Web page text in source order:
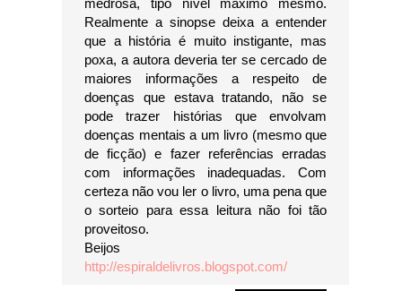
Realmente a sinopse deixa a entender
que a história é muito instigante, mas
poxa, a autora deveria ter se cercado de
maiores informações a respeito de
doenças que estava tratando, não se
pode trazer histórias que envolvam
doenças mentais a um livro (mesmo que
de ficção) e fazer referências erradas
com informações inadequadas. Com
certeza não vou ler o livro, uma pena que
o sorteio para essa leitura não foi tão
proveitoso.
Beijos
http://espiraldelivros.blogspot.com/